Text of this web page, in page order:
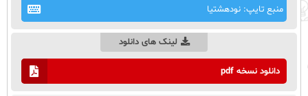
منبع تایپ: نودهشتیا
لینک های دانلود
دانلود نسخه pdf